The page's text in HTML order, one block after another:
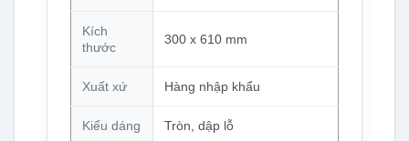
Kích
thước
300 x 610 mm
Xuất xứ Hàng nhập khẩu
Kiểu dáng Tròn, dập lỗ